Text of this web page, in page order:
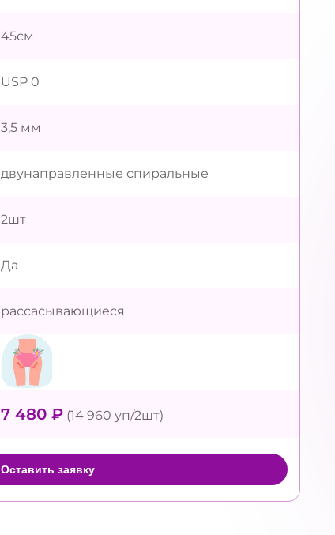
45см
USP 0
3,5 мм
двунаправленные спиральные
2шт
Да
рассасывающиеся
7 480 ₽(14 960 уп/2шт)
Оставить заявку